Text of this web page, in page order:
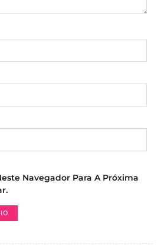
Navegador Para A Próxima